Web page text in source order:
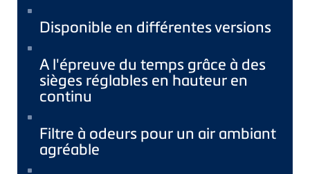
Disponible en différentes versions
A l'épreuve du temps grâce à des
sièges réglables en hauteur en
continu
Filtre à odeurs pour un air ambiant
agréable